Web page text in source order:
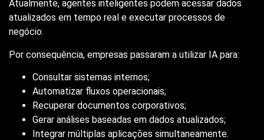
Atualmente, agentes inteligentes podem acessar dados
atualizados em tempo real e executar processos de
negócio.
Por consequência, empresas passaram a utilizar IA para:
Consultar sistemas internos;
Automatizar fluxos operacionais;
Recuperar documentos corporativos;
Gerar análises baseadas em dados atualizados;
Integrar múltiplas aplicações simultaneamente.